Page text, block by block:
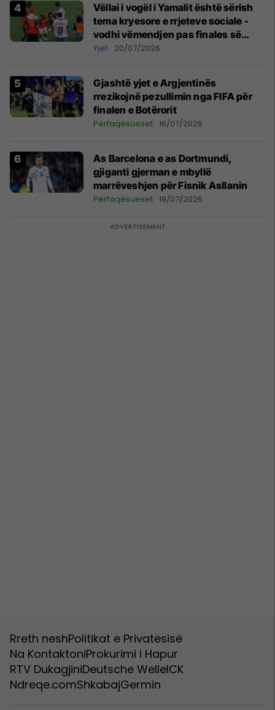
Vëllai i vogël i Yamalit është sërish
tema kryesore e rrjeteve sociale -
vodhi vëmendjen pas finales së
Kupës së Botës
Yjet 20/07/2026
Gjashtë yjet e Argjentinës
rrezikojnë pezullimin nga FIFA për
finalen e Botërorit
Përfaqësueset 16/07/2026
As Barcelona e as Dortmundi,
gjiganti gjerman e mbyllë
marrëveshjen për Fisnik Asllanin
Përfaqësueset 19/07/2026
Rreth neshPolitikat e Privatësisë
Na KontaktoniProkurimi i Hapur
RTV DukagjiniDeutsche WelleICK
Ndreqe.comShkabajGermin